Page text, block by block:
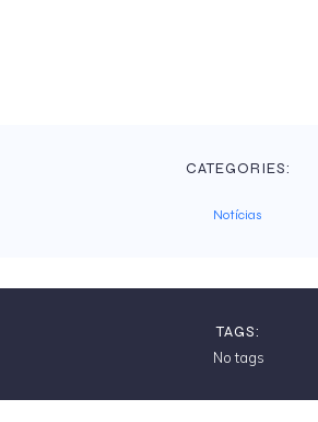
CATEGORIES:
Notícias
TAGS:
No tags